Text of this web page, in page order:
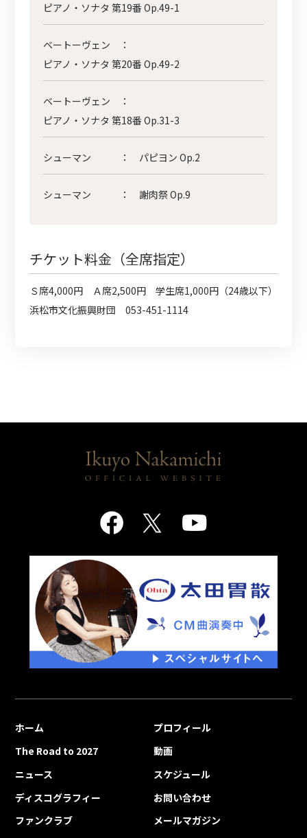
ピアノ・ソナタ 第19番 Op.49-1
ベートーヴェン
：
ピアノ・ソナタ 第20番 Op.49-2
ベートーヴェン
：
ピアノ・ソナタ 第18番 Op.31-3
シューマン ： パピヨン Op.2
シューマン ： 謝肉祭 Op.9
チケット料金（全席指定）
Ｓ席4,000円 Ａ席2,500円 学生席1,000円（24歳以下）
浜松市文化振興財団 053-451-1114
ホーム
プロフィール
The Road to 2027
動画
ニュース
スケジュール
ディスコグラフィー
お問い合わせ
ファンクラブ
メールマガジン